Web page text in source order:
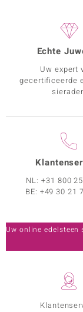
Echte
Uw expert
gecertificeerde
NL:+31 800
BE: +49 30 21
Uw online edelsteen